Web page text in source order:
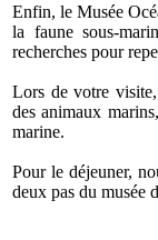
Enfin, le Musée
la faune sous-
recherches pour
Lors de votre
des animaux
marine.
Pour le déjeuner,
deux pas du musée